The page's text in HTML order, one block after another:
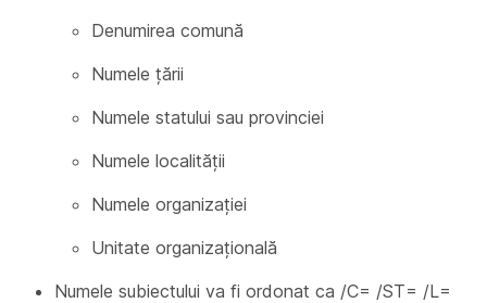
Denumirea comună
Numele țării
Numele statului sau provinciei
Numele localității
Numele organizației
Unitate organizațională
Numele subiectului va fi ordonat ca /C= /ST= /L=